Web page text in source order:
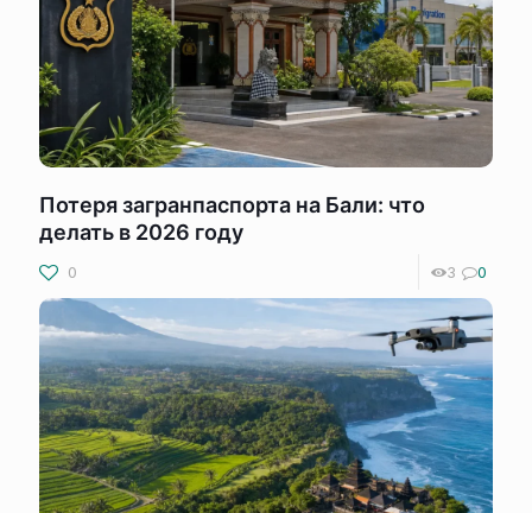
Потеря загранпаспорта на Бали: что
делать в 2026 году
0 3 0